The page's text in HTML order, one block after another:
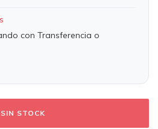
con Transferencia o